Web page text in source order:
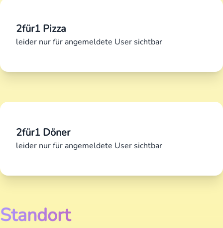
2für1 Pizza
leider nur für angemeldete User sichtbar
2für1 Döner
leider nur für angemeldete User sichtbar
Standort